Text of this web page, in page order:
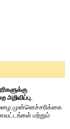
முன்னெச்சரிக்கை
மற்றும்